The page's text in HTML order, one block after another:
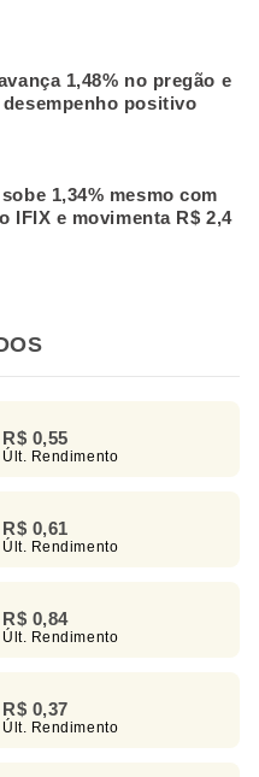
1,48% no pregão e
desempenho positivo
1,34% mesmo com
IFIX e movimenta R$ 2,4
R$ 0,55
Últ. Rendimento
R$ 0,61
Últ. Rendimento
R$ 0,84
Últ. Rendimento
R$ 0,37
Últ. Rendimento